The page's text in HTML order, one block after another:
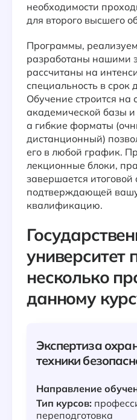
необходимости
для второго высшего
Программы,
разработаны нашими
рассчитаны на
специальность в срок
Обучение строится на
академической базы
а гибкие форматы
дистанционный)
его в любой график.
лекционные блоки,
завершается итоговой
подтверждающей
квалификацию.
университет
несколько
данному
Экспертиза
техники
Направление
Тип курсов:
переподготовка